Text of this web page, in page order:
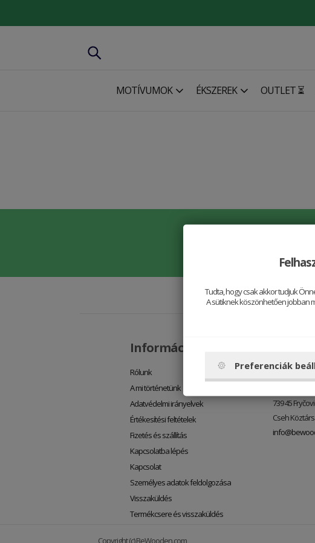
MOTÍVUMOK ÉKSZEREK OUTLET ⏳
Információs oldalak
Rólunk
A mi történetünk
Adatvédelmi irányelvek
Értékesítési feltételek
Fizetés és szállítás
Kapcsolatba lépés
Kapcsolat
Személyes adatok feldolgozása
Visszaküldés
Termékcsere és visszaküldés
739 45
Cseh
Copyright (c) BeWooden.com
Tudta, hogy csak akkor tudjuk
A sütiknek köszönhetően jobban
Preferenciák